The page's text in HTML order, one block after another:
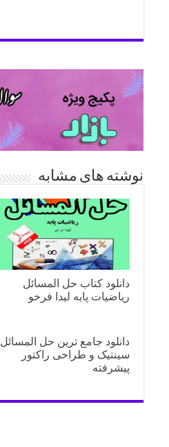
نوشته های مشابه
دانلود کتاب حل المسائل
ریاضیات پایه لیدا فرخو
دانلود جامع ترین حل المسائل
سینتیک و طراحی راکتور
پیشرفته